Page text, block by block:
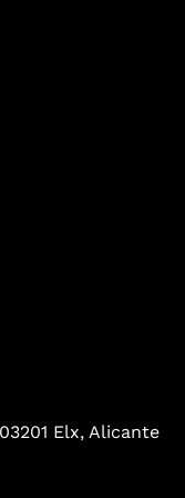
Elx, Alicante